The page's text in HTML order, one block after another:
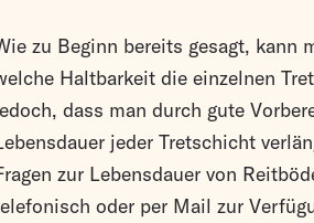
zu Beginn bereits gesagt, kann
Haltbarkeit die einzelnen
dass man durch gute
jeder Tretschicht
zur Lebensdauer von
oder per Mail zur